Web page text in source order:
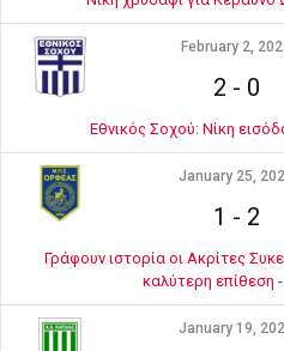
February 2,
2 - 0
Εθνικός Σοχού: Νίκη
January 25,
1 - 2
Γράφουν ιστορία οι Ακρίτες
καλύτερη επίθεση
January 19,